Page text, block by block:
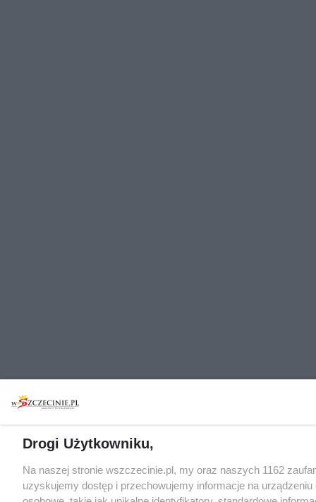
Drogi Użytkowniku,
Na naszej stronie wszczecinie.pl, my oraz naszych 1162
uzyskujemy dostęp i przechowujemy informacje na